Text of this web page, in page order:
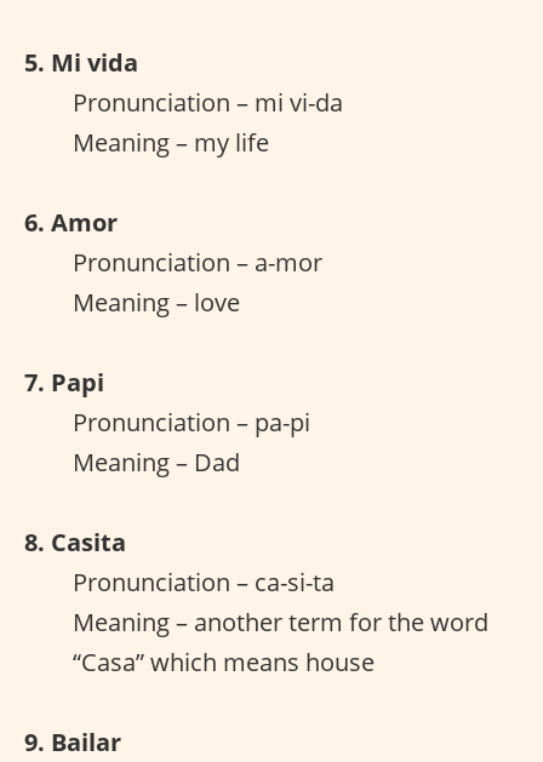
5. Mi vida
Pronunciation – mi vi-da
Meaning – my life
6. Amor
Pronunciation – a-mor
Meaning – love
7. Papi
Pronunciation – pa-pi
Meaning – Dad
8. Casita
Pronunciation – ca-si-ta
Meaning – another term for the word
“Casa” which means house
9. Bailar